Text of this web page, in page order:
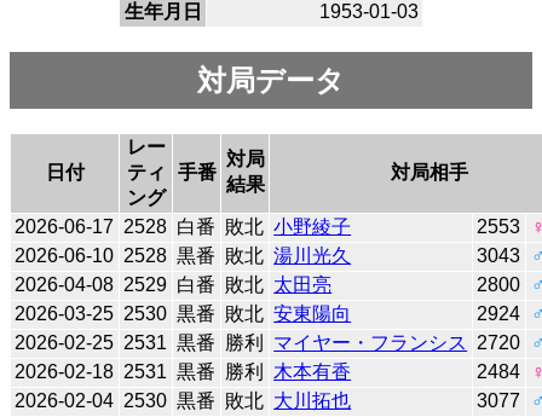
生年月日
1953-01-03
対局データ
日付
レー
ティ
ング
手番
対局
結果
対局相手
2026-06-17 2528 白番 敗北 小野綾子 2553
2026-06-10 2528 黒番 敗北 湯川光久 3043
2026-04-08 2529 白番 敗北 太田亮 2800
2026-03-25 2530 黒番 敗北 安東陽向 2924
2026-02-25 2531 黒番 勝利 マイヤー・フランシス 2720
2026-02-18 2531 黒番 勝利 木本有香 2484
2026-02-04 2530 黒番 敗北 大川拓也 3077